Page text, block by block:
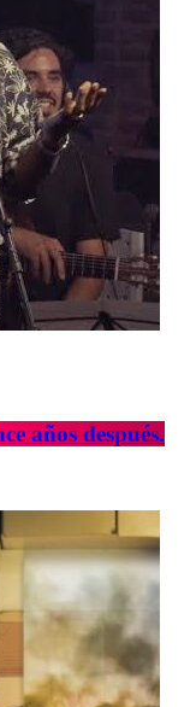
años después.